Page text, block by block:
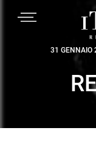
31 GENNAIO